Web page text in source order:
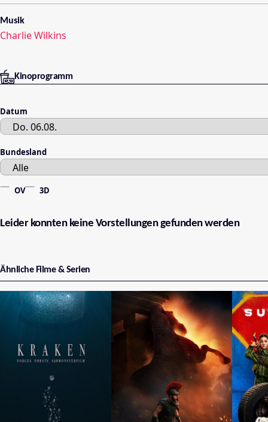
Musik
Charlie Wilkins
Kinoprogramm
Datum
Bundesland
OV 3D
Leider konnten keine Vorstellungen gefunden werden
Ähnliche Filme & Serien